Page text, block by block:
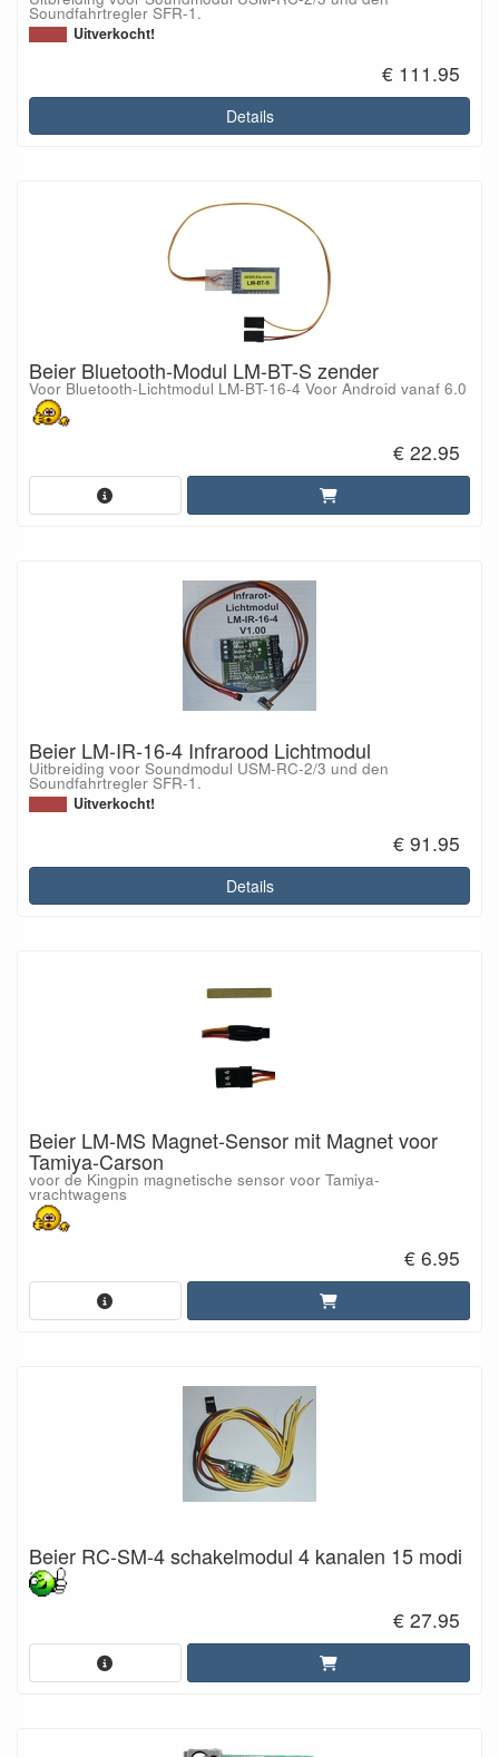
Soundfahrtregler SFR-1.
Uitverkocht!
€ 111.95
Details
Beier Bluetooth-Modul LM-BT-S zender
Voor Bluetooth-Lichtmodul LM-BT-16-4 Voor Android vanaf 6.0
€ 22.95
Beier LM-IR-16-4 Infrarood Lichtmodul
Uitbreiding voor Soundmodul USM-RC-2/3 und den
Soundfahrtregler SFR-1.
Uitverkocht!
€ 91.95
Details
Beier LM-MS Magnet-Sensor mit Magnet voor
Tamiya-Carson
voor de Kingpin magnetische sensor voor Tamiya-
vrachtwagens
€ 6.95
Beier RC-SM-4 schakelmodul 4 kanalen 15 modi
€ 27.95